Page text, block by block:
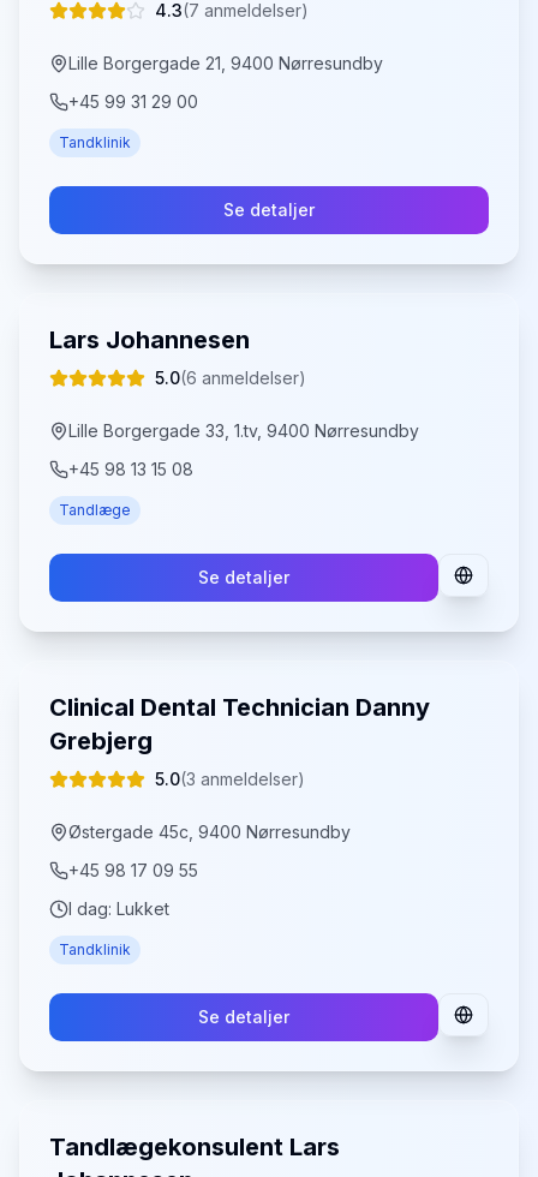
4.3(7 anmeldelser)
Lille Borgergade 21, 9400 Nørresundby
+45 99 31 29 00
Tandklinik
Se detaljer
Lars Johannesen
5.0(6 anmeldelser)
Lille Borgergade 33, 1.tv, 9400 Nørresundby
+45 98 13 15 08
Tandlæge
Se detaljer
Clinical Dental Technician Danny
Grebjerg
5.0(3 anmeldelser)
Østergade 45c, 9400 Nørresundby
+45 98 17 09 55
I dag: Lukket
Tandklinik
Se detaljer
Tandlægekonsulent Lars